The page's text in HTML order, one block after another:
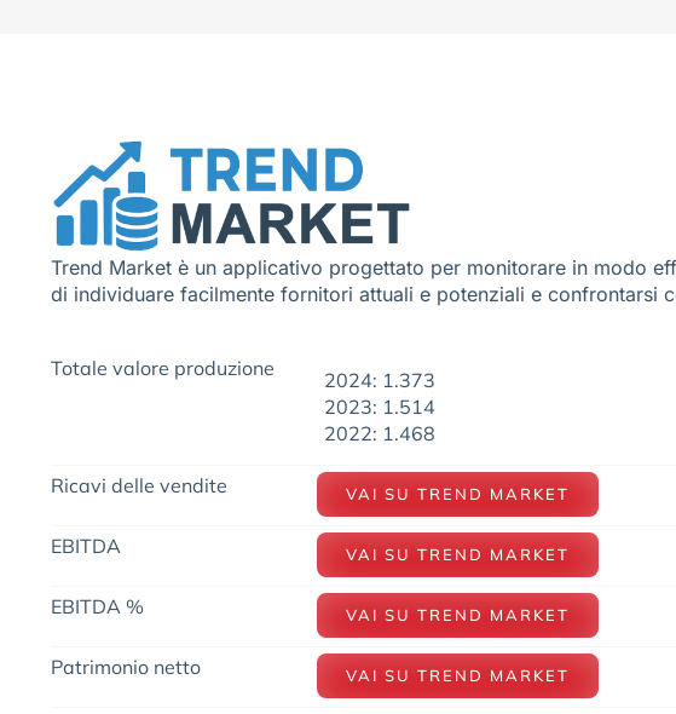
Trend Market è un applicativo progettato per monitorare in modo
di individuare facilmente fornitori attuali e potenziali e
Totale valore produzione
2024: 1.373
2023: 1.514
2022: 1.468
Ricavi delle vendite VAI SU TREND MARKET
EBITDA VAI SU TREND MARKET
EBITDA % VAI SU TREND MARKET
Patrimonio netto VAI SU TREND MARKET